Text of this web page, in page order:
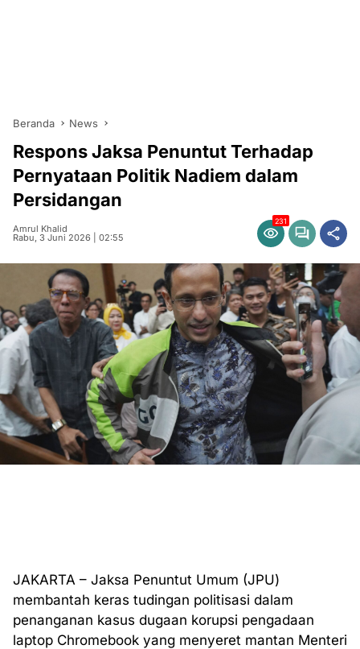
Beranda News
Respons Jaksa Penuntut Terhadap
Pernyataan Politik Nadiem dalam
Persidangan
Amrul Khalid
Rabu, 3 Juni 2026 | 02:55
231
JAKARTA – Jaksa Penuntut Umum (JPU)
membantah keras tudingan politisasi dalam
penanganan kasus dugaan korupsi pengadaan
laptop Chromebook yang menyeret mantan Menteri